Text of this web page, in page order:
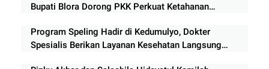
Bupati Blora Dorong PKK Perkuat Ketahanan
Program Speling Hadir di Kedumulyo, Dokter
Spesialis Berikan Layanan Kesehatan Langsung